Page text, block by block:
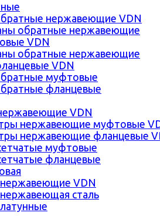
нержавеющие VDN
обратные нержавеющие
VDN
обратные нержавеющие
VDN
муфтовые
фланцевые
VDN
нержавеющие муфтовые
нержавеющие фланцевые
муфтовые
фланцевые
VDN
сталь